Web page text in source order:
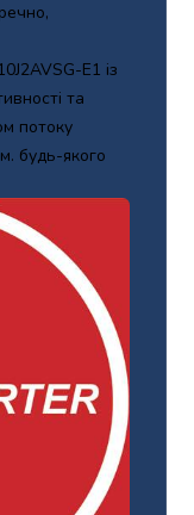
E1 із
та
потоку
будь-якого